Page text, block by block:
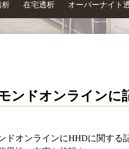
析 在宅透析 オーバーナイト
ンドオンラインに
ドオンラインにHHDに関する